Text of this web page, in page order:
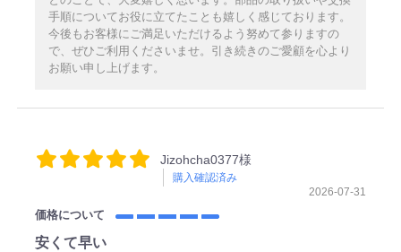
手順についてお役に立てたことも嬉しく感じております。
今後もお客様にご満足いただけるよう努めて参りますの
で、ぜひご利用くださいませ。引き続きのご愛顧を心より
お願い申し上げます。
Jizohcha0377様
購入確認済み
2026-07-31
価格について
安くて早い